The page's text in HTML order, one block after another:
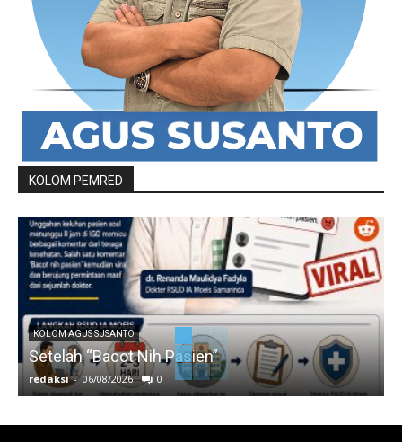
KOLOM PEMRED
KOLOM AGUS SUSANTO
Setelah “Bacot Nih Pasien”
redaksi - 06/08/2026 0